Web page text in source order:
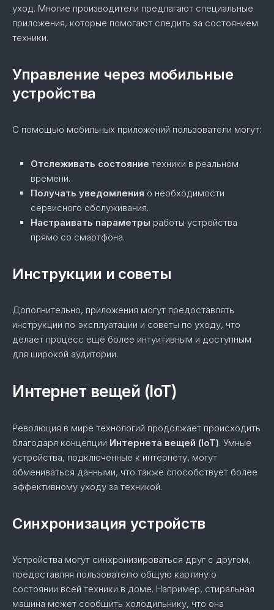
уход. Многие производители предлагают специальные
приложения, которые помогают следить за состоянием
техники.
Управление через мобильные
устройства
С помощью мобильных приложений пользователи могут:
Отслеживать состояние техники в реальном
времени.
Получать уведомления о необходимости
сервисного обслуживания.
Настраивать параметры работы устройства
прямо со смартфона.
Инструкции и советы
Дополнительно, приложения могут предоставлять
инструкции по эксплуатации и советы по уходу, что
делает процесс ещё более интуитивным и доступным
для широкой аудитории.
Интернет вещей (IoT)
Революция в мире технологий продолжает происходить
благодаря концепции Интернета вещей (IoT). Умные
устройства, подключенные к интернету, могут
обмениваться данными, что также способствует более
эффективному уходу за техникой.
Синхронизация устройств
Устройства могут синхронизироваться друг с другом,
предоставляя пользователю общую картину о
состоянии всей техники в доме. Например, стиральная
машина может сообщить холодильнику, что она